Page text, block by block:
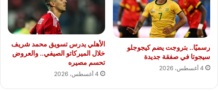
رسميًا.. بتروجت يضم كيجوجلو
سيجوتا في صفقة جديدة
4 أغسطس، 2026
الأهلي يدرس تسويق محمد شريف
خلال الميركاتو الصيفي.. والعروض
تحسم مصيره
4 أغسطس، 2026